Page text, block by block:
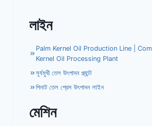
লাইন
Palm Kernel Oil Production Line |
Kernel Oil Processing Plant
সূর্যমুখী তেল উৎপাদন প্ল্যান্ট
পিনাট তেল প্রেস উৎপাদন লাইন
মেশিন